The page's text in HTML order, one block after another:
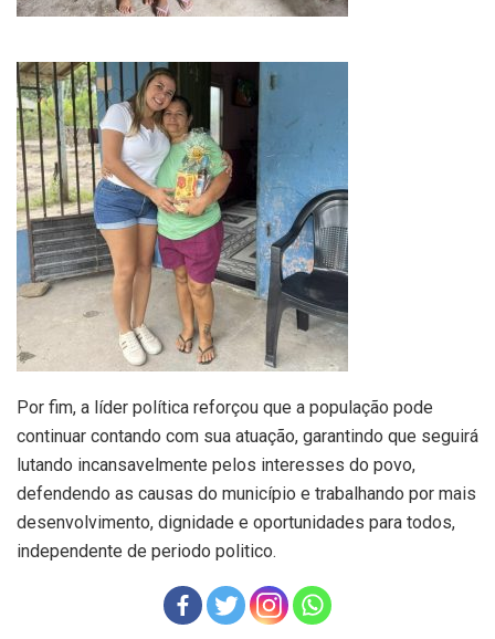
Por fim, a líder política reforçou que a população pode
continuar contando com sua atuação, garantindo que seguirá
lutando incansavelmente pelos interesses do povo,
defendendo as causas do município e trabalhando por mais
desenvolvimento, dignidade e oportunidades para todos,
independente de periodo politico.